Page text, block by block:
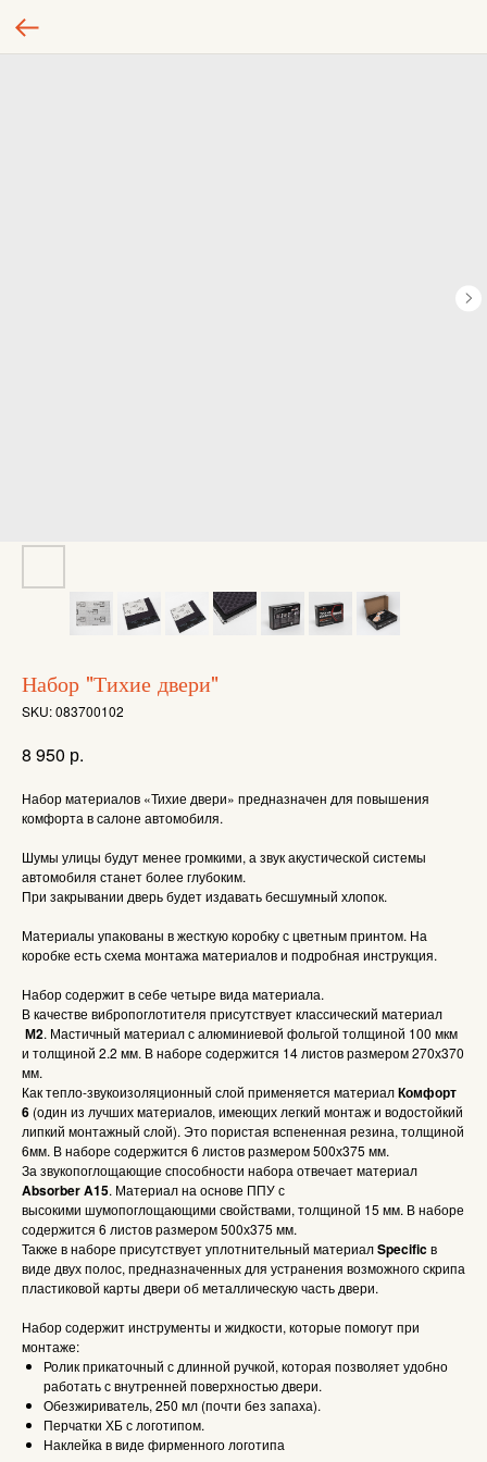
Набор "Тихие двери"
SKU:083700102
8 950 р.
Набор материалов «Тихие двери» предназначен для повышения
комфорта в салоне автомобиля.
Шумы улицы будут менее громкими, а звук акустической системы
автомобиля станет более глубоким.
При закрывании дверь будет издавать бесшумный хлопок.
Материалы упакованы в жесткую коробку с цветным принтом. На
коробке есть схема монтажа материалов и подробная инструкция.
Набор содержит в себе четыре вида материала.
В качестве вибропоглотителя присутствует классический материал
М2. Мастичный материал с алюминиевой фольгой толщиной 100 мкм
и толщиной 2.2 мм. В наборе содержится 14 листов размером 270х370
мм.
Как тепло-звукоизоляционный слой применяется материалКомфорт
6 (один из лучших материалов, имеющих легкий монтаж и водостойкий
липкий монтажный слой). Это пористая вспененная резина, толщиной
6мм. В наборе содержится 6 листов размером 500х375 мм.
За звукопоглощающие способности набора отвечает материал
Absorber A15. Материал на основе ППУ с
высокими шумопоглощающими свойствами, толщиной 15 мм. В наборе
содержится 6 листов размером 500х375 мм.
Также в наборе присутствует уплотнительный материалSpecificв
виде двух полос, предназначенных для устранения возможного скрипа
пластиковой карты двери об металлическую часть двери.
Набор содержит инструменты и жидкости, которые помогут при
монтаже:
Ролик прикаточный с длинной ручкой, которая позволяет удобно
работать с внутренней поверхностью двери.
Обезжириватель, 250 мл (почти без запаха).
Перчатки ХБ с логотипом.
Наклейка в виде фирменного логотипа